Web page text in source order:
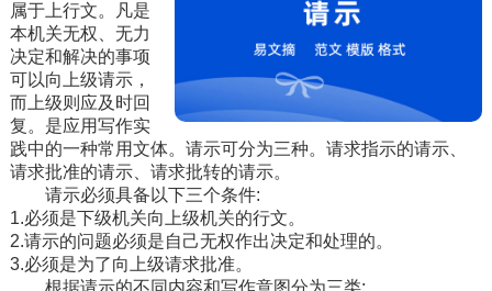
属于上行文。凡是
本机关无权、无力
决定和解决的事项
可以向上级请示，
而上级则应及时回
复。是应用写作实
践中的一种常用文体。请示可分为三种。请求指示的请示、
请求批准的请示、请求批转的请示。
请示必须具备以下三个条件:
1.必须是下级机关向上级机关的行文。
2.请示的问题必须是自己无权作出决定和处理的。
3.必须是为了向上级请求批准。
根据请示的不同内容和写作意图分为三类: